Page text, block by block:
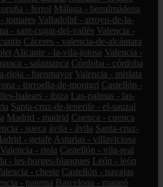
- ferrol Málaga - benalmádena
tomares Valladolid - arroyo-de-la-
- sant-cugat-del-vallès Valencia -
Cáceres - valencia-de-alcántara
Alicante - la-vila-joiosa Valencia -
- salamanca Córdoba - córdoba
rioja - fuenmayor Valencia - mislata
- torroella-de-montgrí Castellón -
balears - ibiza Las-palmas - las-
Santa-cruz-de-tenerife - el-sauzal
Madrid - madrid Cuenca - cuenca
- sueca ávila - ávila Santa-cruz-
- getafe Asturias - villaviciosa
Valencia - riola Castellón - vila-real
- les-borges-blanques León - león
- cheste Castellón - navajas
- paterna Barcelona - mataró